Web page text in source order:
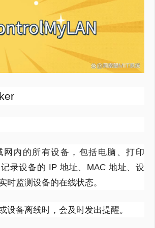
网内的所有设备，包括电脑、打印
录设备的 IP地址、 MAC 地址、设
时监测设备的在线状态。
设备离线时，会及时发出提醒。